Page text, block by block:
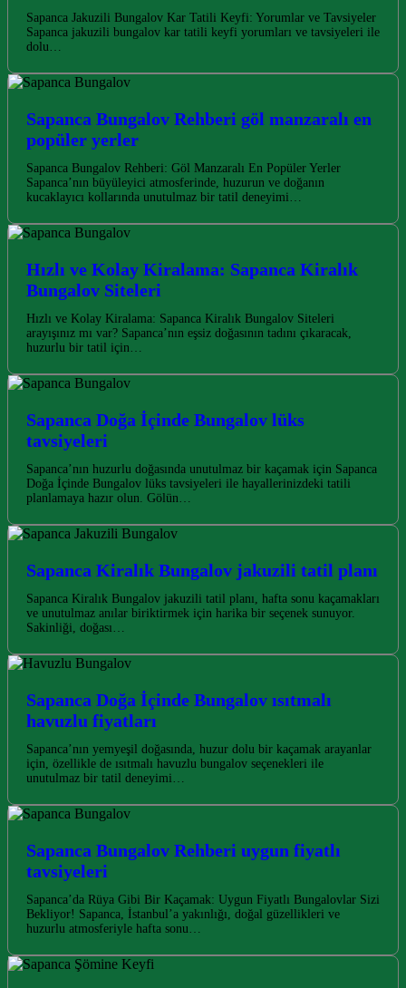
Sapanca Jakuzili Bungalov Kar Tatili Keyfi: Yorumlar ve Tavsiyeler
Sapanca jakuzili bungalov kar tatili keyfi yorumları ve tavsiyeleri ile
dolu…
Sapanca Bungalov Rehberi göl manzaralı en
popüler yerler
Sapanca Bungalov Rehberi: Göl Manzaralı En Popüler Yerler
Sapanca’nın büyüleyici atmosferinde, huzurun ve doğanın
kucaklayıcı kollarında unutulmaz bir tatil deneyimi…
Hızlı ve Kolay Kiralama: Sapanca Kiralık
Bungalov Siteleri
Hızlı ve Kolay Kiralama: Sapanca Kiralık Bungalov Siteleri
arayışınız mı var? Sapanca’nın eşsiz doğasının tadını çıkaracak,
huzurlu bir tatil için…
Sapanca Doğa İçinde Bungalov lüks
tavsiyeleri
Sapanca’nın huzurlu doğasında unutulmaz bir kaçamak için Sapanca
Doğa İçinde Bungalov lüks tavsiyeleri ile hayallerinizdeki tatili
planlamaya hazır olun. Gölün…
Sapanca Kiralık Bungalov jakuzili tatil planı
Sapanca Kiralık Bungalov jakuzili tatil planı, hafta sonu kaçamakları
ve unutulmaz anılar biriktirmek için harika bir seçenek sunuyor.
Sakinliği, doğası…
Sapanca Doğa İçinde Bungalov ısıtmalı
havuzlu fiyatları
Sapanca’nın yemyeşil doğasında, huzur dolu bir kaçamak arayanlar
için, özellikle de ısıtmalı havuzlu bungalov seçenekleri ile
unutulmaz bir tatil deneyimi…
Sapanca Bungalov Rehberi uygun fiyatlı
tavsiyeleri
Sapanca’da Rüya Gibi Bir Kaçamak: Uygun Fiyatlı Bungalovlar Sizi
Bekliyor! Sapanca, İstanbul’a yakınlığı, doğal güzellikleri ve
huzurlu atmosferiyle hafta sonu…